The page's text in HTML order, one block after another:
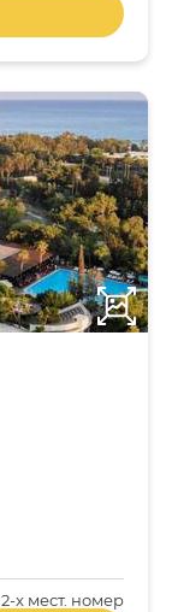
2-x мест. номер